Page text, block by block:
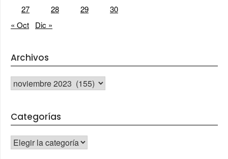
27
28 29
30
« Oct
Dic »
Archivos
Archivos
Categorías
CATEGORÍAS